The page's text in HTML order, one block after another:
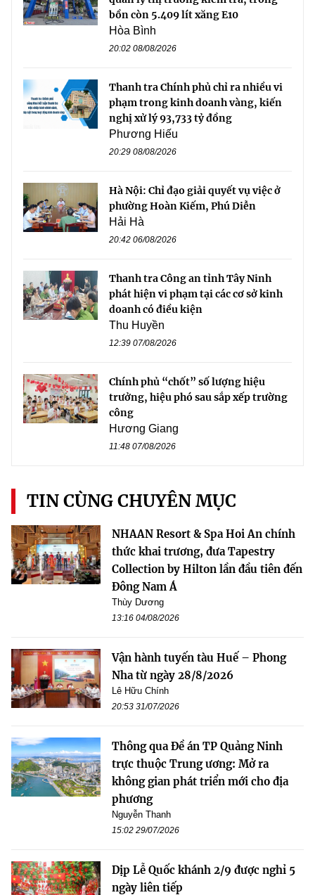
bồn còn 5.409 lít xăng E10
Hòa Bình
20:02 08/08/2026
Thanh tra Chính phủ chỉ ra nhiều vi
phạm trong kinh doanh vàng, kiến
nghị xử lý 93,733 tỷ đồng
Phương Hiếu
20:29 08/08/2026
Hà Nội: Chỉ đạo giải quyết vụ việc ở
phường Hoàn Kiếm, Phú Diễn
Hải Hà
20:42 06/08/2026
Thanh tra Công an tỉnh Tây Ninh
phát hiện vi phạm tại các cơ sở kinh
doanh có điều kiện
Thu Huyền
12:39 07/08/2026
Chính phủ “chốt” số lượng hiệu
trưởng, hiệu phó sau sắp xếp trường
công
Hương Giang
11:48 07/08/2026
TIN CÙNG CHUYÊN MỤC
NHAAN Resort & Spa Hoi An chính
thức khai trương, đưa Tapestry
Collection by Hilton lần đầu tiên đến
Đông Nam Á
Thùy Dương
13:16 04/08/2026
Vận hành tuyến tàu Huế – Phong
Nha từ ngày 28/8/2026
Lê Hữu Chính
20:53 31/07/2026
Thông qua Đề án TP Quảng Ninh
trực thuộc Trung ương: Mở ra
không gian phát triển mới cho địa
phương
Nguyễn Thanh
15:02 29/07/2026
Dịp Lễ Quốc khánh 2/9 được nghỉ 5
ngày liên tiếp